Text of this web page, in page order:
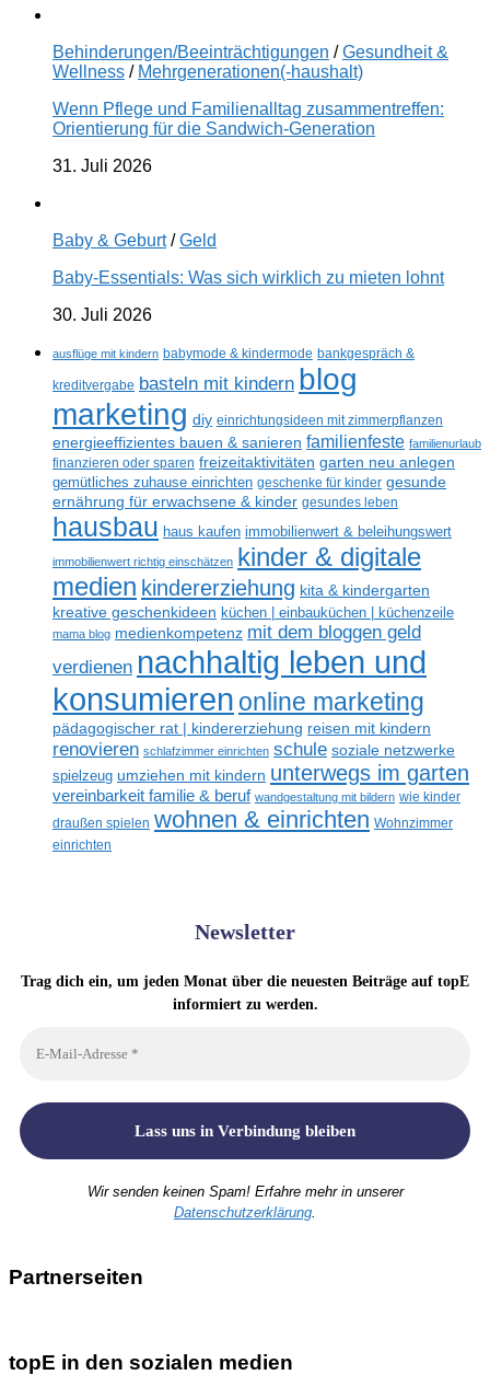
Behinderungen/Beeinträchtigungen /Gesundheit &
Wellness / Mehrgenerationen(-haushalt)
Wenn Pflege und Familienalltag zusammentreffen:
Orientierung für die Sandwich-Generation
31. Juli 2026
Baby & Geburt/Geld
Baby-Essentials: Was sich wirklich zu mieten lohnt
30. Juli 2026
ausflüge mit kindern babymode & kindermode bankgespräch &
kreditvergabe basteln mit kindern blog
marketing diy einrichtungsideen mit zimmerpflanzen
energieeffizientes bauen & sanieren familienfeste familienurlaub
finanzieren oder sparen freizeitaktivitäten garten neu anlegen
gemütliches zuhause einrichten geschenke für kinder gesunde
ernährung für erwachsene & kinder gesundes leben
hausbau haus kaufen immobilienwert & beleihungswert
immobilienwert richtig einschätzen kinder & digitale
medien kindererziehung kita & kindergarten
kreative geschenkideen küchen | einbauküchen | küchenzeile
mama blog medienkompetenz mit dem bloggen geld
verdienen nachhaltig leben und
konsumieren online marketing
pädagogischer rat | kindererziehung reisen mit kindern
renovieren schlafzimmer einrichten schule soziale netzwerke
spielzeug umziehen mit kindern unterwegs im garten
vereinbarkeit familie & beruf wandgestaltung mit bildern wie kinder
draußen spielen wohnen & einrichten Wohnzimmer
einrichten
Newsletter
Trag dich ein, um jeden Monat über die neuesten Beiträge auf topE
informiert zu werden.
Wir senden keinen Spam! Erfahre mehr in unserer
Datenschutzerklärung.
Partnerseiten
topE in den sozialen medien